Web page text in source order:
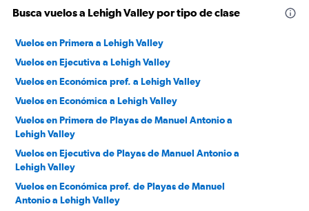
Busca vuelos a Lehigh Valley por tipo de clase
Vuelos en Primera a Lehigh Valley
Vuelos en Ejecutiva a Lehigh Valley
Vuelos en Económica pref. a Lehigh Valley
Vuelos en Económica a Lehigh Valley
Vuelos en Primera de Playas de Manuel Antonio a
Lehigh Valley
Vuelos en Ejecutiva de Playas de Manuel Antonio a
Lehigh Valley
Vuelos en Económica pref. de Playas de Manuel
Antonio a Lehigh Valley